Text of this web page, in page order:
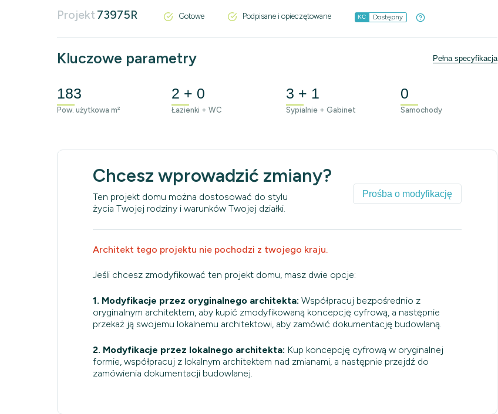
Projekt 73975R Gotowe Podpisane i opieczętowane KC Dostępny
Kluczowe parametry Pełna specyfikacja
183
Pow. użytkowa m²
2 + 0
Łazienki + WC
3 + 1
Sypialnie + Gabinet
0
Samochody
Chcesz wprowadzić zmiany?
Ten projekt domu można dostosować do stylu
życia Twojej rodziny i warunków Twojej działki.
Prośba o modyfikację
Architekt tego projektu nie pochodzi z twojego kraju.
Jeśli chcesz zmodyfikować ten projekt domu, masz dwie opcje:
1. Modyfikacje przez oryginalnego architekta: Współpracuj bezpośrednio z
oryginalnym architektem, aby kupić zmodyfikowaną koncepcję cyfrową, a następnie
przekaż ją swojemu lokalnemu architektowi, aby zamówić dokumentację budowlaną.
2. Modyfikacje przez lokalnego architekta: Kup koncepcję cyfrową w oryginalnej
formie, współpracuj z lokalnym architektem nad zmianami, a następnie przejdź do
zamówienia dokumentacji budowlanej.